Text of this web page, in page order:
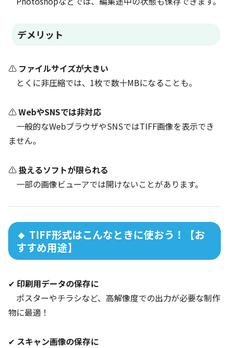
デメリット
⚠ ファイルサイズが大きい
とくに非圧縮では、1枚で数十MBになることも。
⚠WebやSNSでは非対応
一般的なWebブラウザやSNSではTIFF画像を表示でき
ません。
⚠ 扱えるソフトが限られる
一部の画像ビューアでは開けないことがあります。
🔸 TIFF形式はこんなときに使おう！【お
すすめ用途】
✔ 印刷用データの保存に
ポスターやチラシなど、高解像度での出力が必要な制作
物に最適！
✔ スキャン画像の保存に